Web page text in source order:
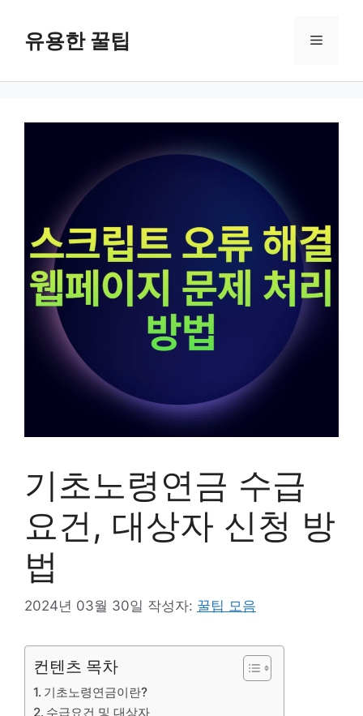
유용한 꿀팁 메
기초노령연금 수급
요건, 대상자 신청 방
법
2024년 03월 30일 작성자: 꿀팁 모음
컨텐츠 목차
기초노령연금이란?
수급요건 및 대상자